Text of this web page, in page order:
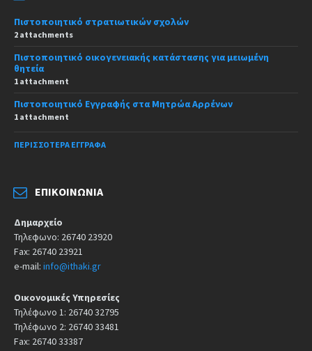
Πιστοποιητικό στρατιωτικών σχολών
2 attachments
Πιστοποιητικό οικογενειακής κατάστασης για μειωμένη
θητεία
1 attachment
Πιστοποιητικό Εγγραφής στα Μητρώα Αρρένων
1 attachment
ΠΕΡΙΣΣΌΤΕΡΑ ΈΓΓΡΑΦΑ
ΕΠΙΚΟΙΝΩΝΊΑ
Δημαρχείο
Τηλεφωνο: 26740 23920
Fax: 26740 23921
e-mail: info@ithaki.gr
Οικονομικές Υπηρεσίες
Τηλέφωνο 1: 26740 32795
Τηλέφωνο 2: 26740 33481
Fax: 26740 33387